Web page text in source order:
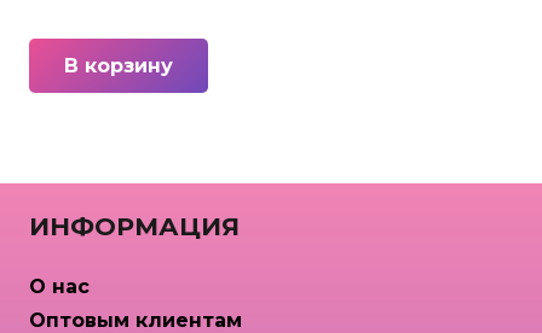
В корзину
ИНФОРМАЦИЯ
О нас
Оптовым клиентам